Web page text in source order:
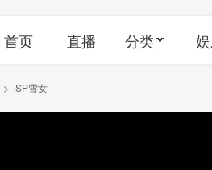
首页 直播 分类
> SP雪女